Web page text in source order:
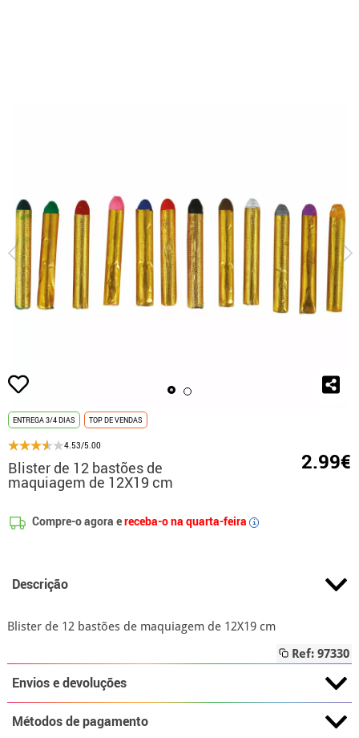
ENTREGA 3/4 DIAS TOP DE VENDAS
4.53/5.00
Blister de 12 bastões de
maquiagem de 12X19 cm
2.99€
Compre-o agora ereceba-o na quarta-feira i
Descrição
Blister de 12 bastões de maquiagem de 12X19 cm
Ref: 97330
Envios e devoluções
Métodos de pagamento